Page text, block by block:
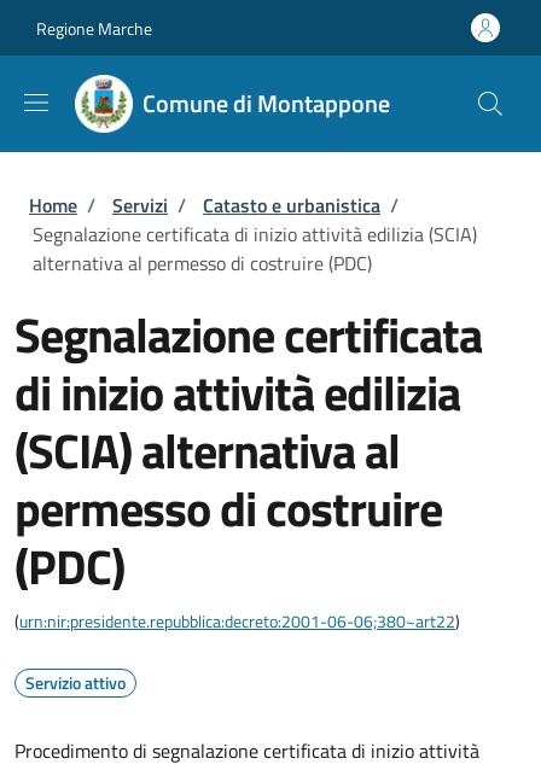
Regione Marche
Comune di Montappone
Briciole di pane
Home / Servizi / Catasto e urbanistica /
Segnalazione certificata di inizio attività edilizia (SCIA)
alternativa al permesso di costruire (PDC)
Segnalazione certificata
di inizio attività edilizia
(SCIA) alternativa al
permesso di costruire
(PDC)
(urn:nir:presidente.repubblica:decreto:2001-06-06;380~art22)
Servizio attivo
Procedimento di segnalazione certificata di inizio attività